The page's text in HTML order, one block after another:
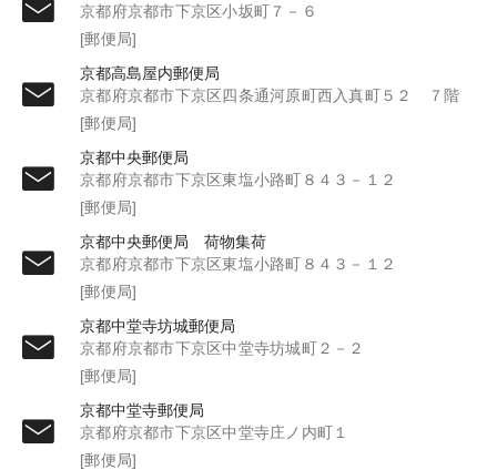
京都府京都市下京区小坂町７－６
[郵便局]
京都高島屋内郵便局
京都府京都市下京区四条通河原町西入真町５２ ７階
[郵便局]
京都中央郵便局
京都府京都市下京区東塩小路町８４３－１２
[郵便局]
京都中央郵便局 荷物集荷
京都府京都市下京区東塩小路町８４３－１２
[郵便局]
京都中堂寺坊城郵便局
京都府京都市下京区中堂寺坊城町２－２
[郵便局]
京都中堂寺郵便局
京都府京都市下京区中堂寺庄ノ内町１
[郵便局]